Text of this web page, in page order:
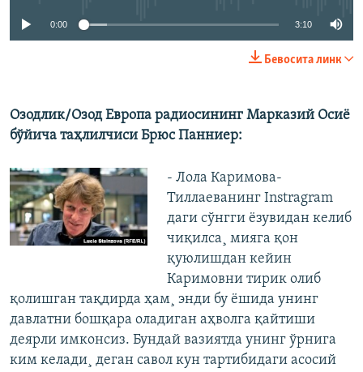
0:00 3:10
Бевосита линк
Озодлик/Озод Европа радиосининг Марказий Осиë
бўйича таҳлилчиси Брюс Панниер:
- Лола Каримова-
Тиллаеванинг Instragram
даги сўнгги ëзувидан келиб
чиқилса¸ мияга қон
қуюлишдан кейин
Каримовни тирик олиб
қолишган тақдирда ҳам¸ энди бу ëшида унинг
давлатни бошқара оладиган аҳволга қайтиши
деярли имконсиз. Бундай вазиятда унинг ўрнига
ким келади¸ деган савол кун тартибидаги асосий